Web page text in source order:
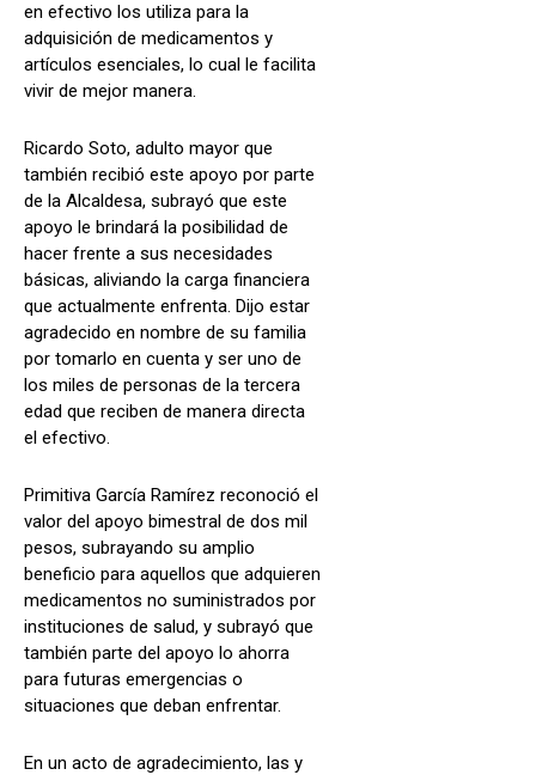
en efectivo los utiliza para la
adquisición de medicamentos y
artículos esenciales, lo cual le facilita
vivir de mejor manera.
Ricardo Soto, adulto mayor que
también recibió este apoyo por parte
de la Alcaldesa, subrayó que este
apoyo le brindará la posibilidad de
hacer frente a sus necesidades
básicas, aliviando la carga financiera
que actualmente enfrenta. Dijo estar
agradecido en nombre de su familia
por tomarlo en cuenta y ser uno de
los miles de personas de la tercera
edad que reciben de manera directa
el efectivo.
Primitiva García Ramírez reconoció el
valor del apoyo bimestral de dos mil
pesos, subrayando su amplio
beneficio para aquellos que adquieren
medicamentos no suministrados por
instituciones de salud, y subrayó que
también parte del apoyo lo ahorra
para futuras emergencias o
situaciones que deban enfrentar.
En un acto de agradecimiento, las y